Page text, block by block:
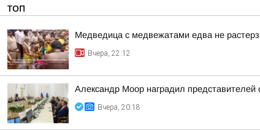
ТОП
Медведица с медвежатами едва не
Вчера, 22:12
Александр Моор наградил представителей
Вчера, 20:18